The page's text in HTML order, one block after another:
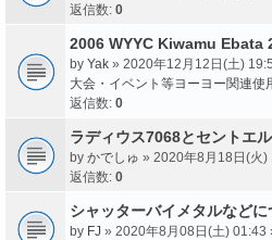
返信数: 0
2006 WYYC Kiwamu Ebata
by Yak » 2020年12月12日(土)
大会・イベント等ヨーヨー関連使
返信数: 0
ラディウス7068とセントエ
by かでしゅ » 2020年8月18日(火)
返信数: 0
シャッターバイメタルなどに
by FJ » 2020年8月08日(土) 01:43